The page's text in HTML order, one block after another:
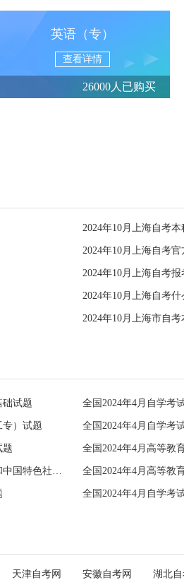
英语（专）
查看详情
26000人已购买
2024年10月上海自考
2024年10月上海自考
2024年10月上海自考
2024年10月上海自考什
2024年10月上海市自
础试题
专）试题 全国2024年4月自学考
题 全国2024年4月高等教
全国2024年4月高等教育自学考试毛泽东思想和中国特色社会主义理论体系概论试题 全国2024年4月高等教
全国2024年4月自学考
天津自考网 安徽自考网 湖北自